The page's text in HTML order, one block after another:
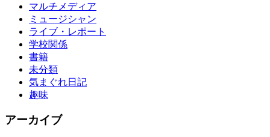
マルチメディア
ミュージシャン
ライブ・レポート
学校関係
書籍
未分類
気まぐれ日記
趣味
アーカイブ